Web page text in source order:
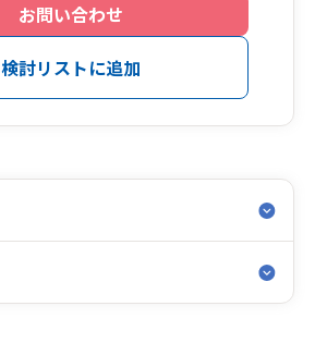
お問い合わせ
検討リストに追加